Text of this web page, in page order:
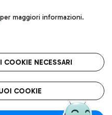
legali
stellato
maggiori informazioni.
NECESSARI
COOKIE